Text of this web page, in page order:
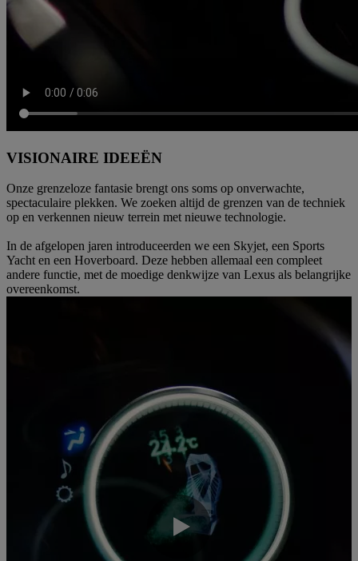
VISIONAIRE IDEEËN
Onze grenzeloze fantasie brengt ons soms op onverwachte,
spectaculaire plekken. We zoeken altijd de grenzen van de techniek
op en verkennen nieuw terrein met nieuwe technologie.
In de afgelopen jaren introduceerden we een Skyjet, een Sports
Yacht en een Hoverboard. Deze hebben allemaal een compleet
andere functie, met de moedige denkwijze van Lexus als belangrijke
overeenkomst.